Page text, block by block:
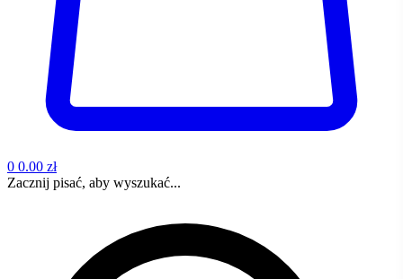
0 0.00 zł
Zacznij pisać, aby wyszukać...